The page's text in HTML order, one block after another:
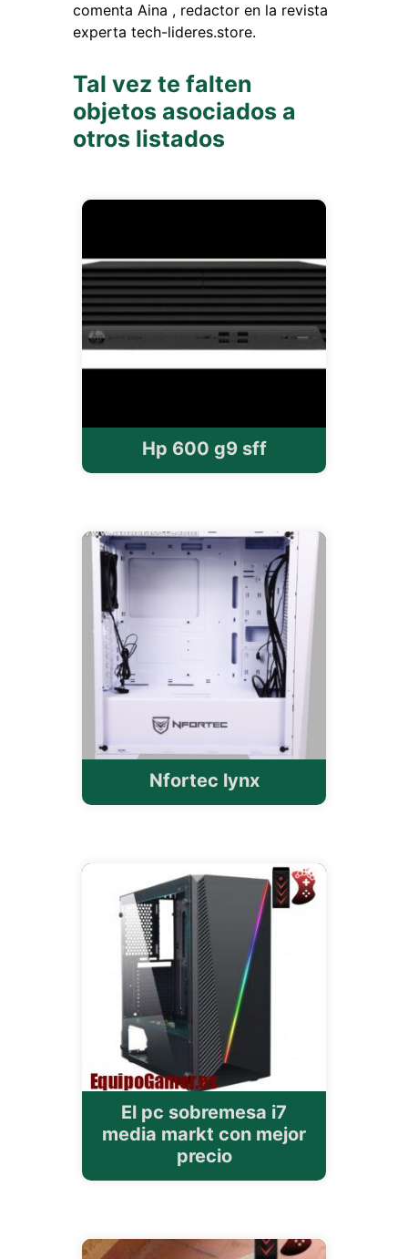
comenta Aina , redactor en la revista
experta tech-lideres.store.
Tal vez te falten
objetos asociados a
otros listados
Hp 600 g9 sff
Nfortec lynx
El pc sobremesa i7
media markt con mejor
precio